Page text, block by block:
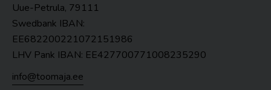
Uue-Petrula, 79111
Swedbank IBAN:
EE682200221072151986
LHV Pank IBAN: EE427700771008235290
info@toomaja.ee